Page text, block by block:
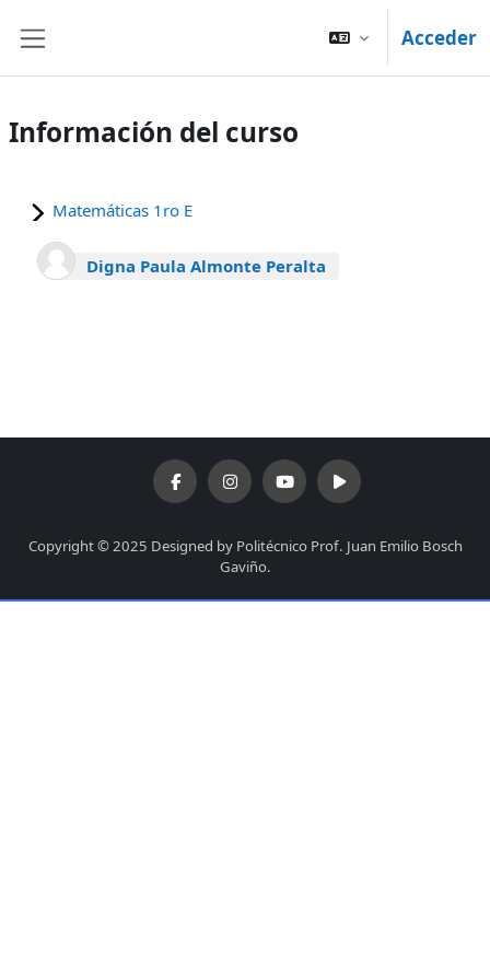
Acceder
Información del curso
Matemáticas 1ro E
Digna Paula Almonte Peralta
Copyright © 2025 Designed by Politécnico Prof. Juan Emilio Bosch
Gaviño.